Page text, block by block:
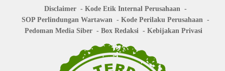
Disclaimer
Kode Etik Internal Perusahaan
SOP Perlindungan Wartawan
Kode Perilaku Perusahaan
Pedoman Media Siber
Box Redaksi Kebijakan Privasi